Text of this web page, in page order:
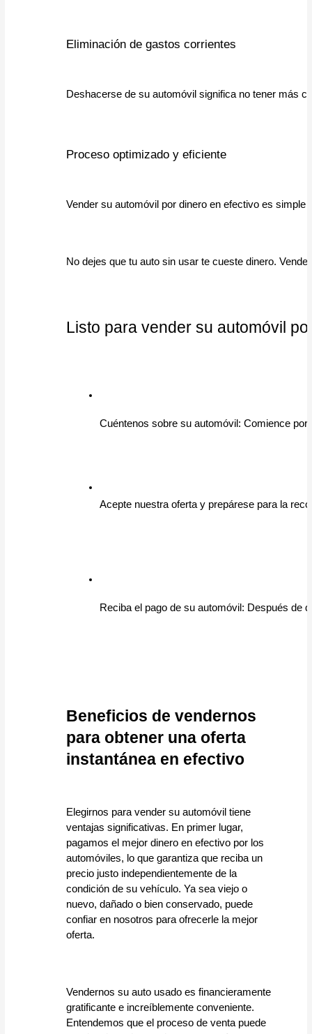
Eliminación de gastos corrientes
Deshacerse de su automóvil significa no tener más
Proceso optimizado y eficiente
Vender su automóvil por dinero en efectivo es
No dejes que tu auto sin usar te cueste dinero.
Listo para vender su automóvil
Cuéntenos sobre su automóvil: Comience
Acepte nuestra oferta y prepárese para la
Reciba el pago de su automóvil: Después de
Beneficios de vendernos
para obtener una oferta
instantánea en efectivo
Elegirnos para vender su automóvil tiene
ventajas significativas. En primer lugar,
pagamos el mejor dinero en efectivo por los
automóviles, lo que garantiza que reciba un
precio justo independientemente de la
condición de su vehículo. Ya sea viejo o
nuevo, dañado o bien conservado, puede
confiar en nosotros para ofrecerle la mejor
oferta.
Vendernos su auto usado es financieramente
gratificante e increíblemente conveniente.
Entendemos que el proceso de venta puede